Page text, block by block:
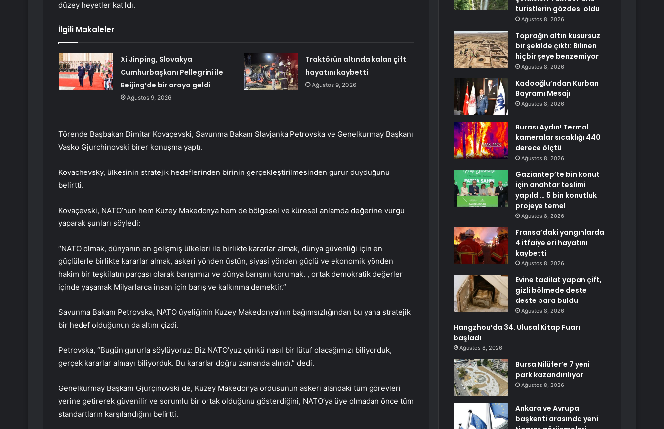
düzey heyetler katıldı.
İlgili Makaleler
Xi Jinping, Slovakya
Cumhurbaşkanı Pellegrini ile
Beijing’de bir araya geldi
Ağustos 9, 2026
Traktörün altında kalan çift
hayatını kaybetti
Ağustos 9, 2026
Törende Başbakan Dimitar Kovaçevski, Savunma Bakanı Slavjanka Petrovska ve Genelkurmay Başkanı
Vasko Gjurchinovski birer konuşma yaptı.
Kovachevsky, ülkesinin stratejik hedeflerinden birinin gerçekleştirilmesinden gurur duyduğunu
belirtti.
Kovaçevski, NATO’nun hem Kuzey Makedonya hem de bölgesel ve küresel anlamda değerine vurgu
yaparak şunları söyledi:
“NATO olmak, dünyanın en gelişmiş ülkeleri ile birlikte kararlar almak, dünya güvenliği için en
güçlülerle birlikte kararlar almak, askeri yönden üstün, siyasi yönden güçlü ve ekonomik yönden
hakim bir teşkilatın parçası olarak barışımızı ve dünya barışını korumak. , ortak demokratik değerler
içinde yaşamak Milyarlarca insan için barış ve kalkınma demektir.”
Savunma Bakanı Petrovska, NATO üyeliğinin Kuzey Makedonya’nın bağımsızlığından bu yana stratejik
bir hedef olduğunun da altını çizdi.
Petrovska, “Bugün gururla söylüyoruz: Biz NATO’yuz çünkü nasıl bir lütuf olacağımızı biliyorduk,
gerçek kararlar almayı biliyorduk. Bu kararlar doğru zamanda alındı.” dedi.
Genelkurmay Başkanı Gjurçinovski de, Kuzey Makedonya ordusunun askeri alandaki tüm görevleri
yerine getirerek güvenilir ve sorumlu bir ortak olduğunu gösterdiğini, NATO’ya üye olmadan önce tüm
standartların karşılandığını belirtti.
turistlerin gözdesi oldu
Ağustos 8, 2026
Toprağın altın kusursuz
bir şekilde çıktı: Bilinen
hiçbir şeye benzemiyor
Ağustos 8, 2026
Kadooğlu’ndan Kurban
Bayramı Mesajı
Ağustos 8, 2026
Burası Aydın! Termal
kameralar sıcaklığı 440
derece ölçtü
Ağustos 8, 2026
Gaziantep’te bin konut
için anahtar teslimi
yapıldı… 5 bin konutluk
projeye temel
Ağustos 8, 2026
Fransa’daki yangınlarda
4 itfaiye eri hayatını
kaybetti
Ağustos 8, 2026
Evine tadilat yapan çift,
gizli bölmede deste
deste para buldu
Ağustos 8, 2026
Hangzhou’da 34. Ulusal Kitap Fuarı
başladı
Ağustos 8, 2026
Bursa Nilüfer’e 7 yeni
park kazandırılıyor
Ağustos 8, 2026
Ankara ve Avrupa
başkenti arasında yeni